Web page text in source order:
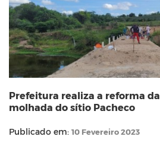
Prefeitura realiza a reforma
molhada do sítio Pacheco
Publicado em: 10 Fevereiro 2023